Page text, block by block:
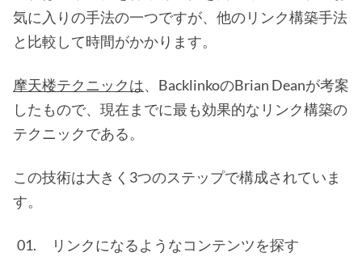
気に入りの手法の一つですが、他のリンク構築手法
と比較して時間がかかります。
摩天楼テクニックは、BacklinkoのBrian Deanが考案
したもので、現在までに最も効果的なリンク構築の
テクニックである。
この技術は大きく3つのステップで構成されていま
す。
リンクになるようなコンテンツを探す